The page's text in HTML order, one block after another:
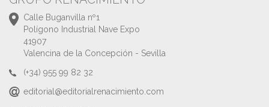
Calle Buganvilla nº1
Polígono Industrial Nave Expo
41907
Valencina de la Concepción - Sevilla
(+34) 955 99 82 32
editorial@editorialrenacimiento.com